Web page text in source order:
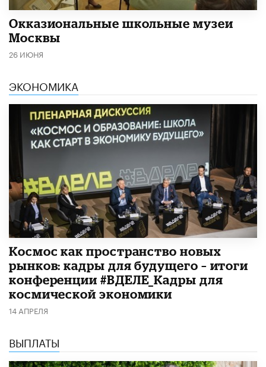
​Окказиональные школьные музеи
Москвы
26 ИЮНЯ
ЭКОНОМИКА
Космос как пространство новых
рынков: кадры для будущего – итоги
конференции #ВДЕЛЕ_Кадры для
космической экономики
14 АПРЕЛЯ
ВЫПЛАТЫ